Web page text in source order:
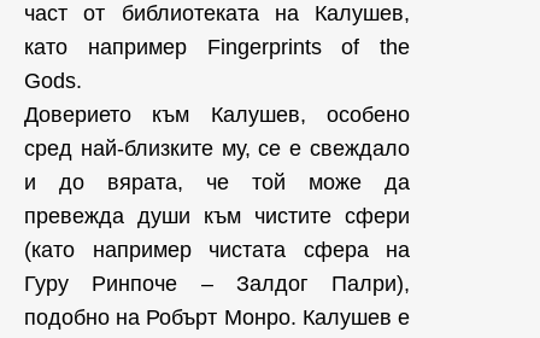
част от библиотеката на Калушев,
като например Fingerprints of the
Gods.
Доверието към Калушев, особено
сред най-близките му, се е свеждало
и до вярата, че той може да
превежда души към чистите сфери
(като например чистата сфера на
Гуру Ринпоче – Залдог Палри),
подобно на Робърт Монро. Калушев е